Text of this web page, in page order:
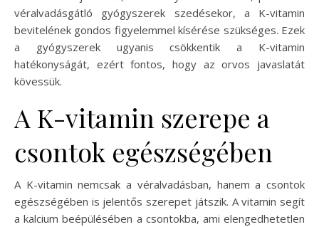
véralvadásgátló gyógyszerek szedésekor, a K-vitamin
bevitelének gondos figyelemmel kísérése szükséges. Ezek
a gyógyszerek ugyanis csökkentik a K-vitamin
hatékonyságát, ezért fontos, hogy az orvos javaslatát
kövessük.
A K-vitamin szerepe a
csontok egészségében
A K-vitamin nemcsak a véralvadásban, hanem a csontok
egészségében is jelentős szerepet játszik. A vitamin segít
a kalcium beépülésében a csontokba, ami elengedhetetlen